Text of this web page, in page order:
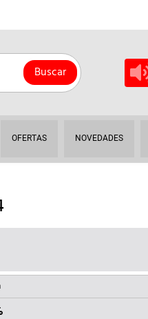
Buscar
OFERTAS NOVEDADES